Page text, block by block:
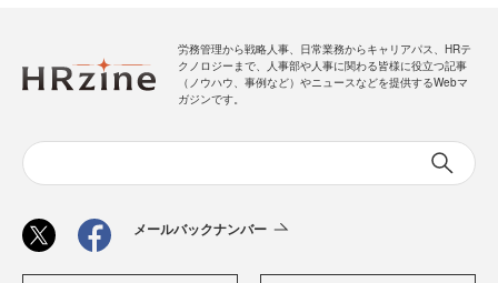
労務管理から戦略人事、日常業務からキャリアパス、HRテ
クノロジーまで、人事部や人事に関わる皆様に役立つ記事
（ノウハウ、事例など）やニュースなどを提供するWebマ
ガジンです。
メールバックナンバー